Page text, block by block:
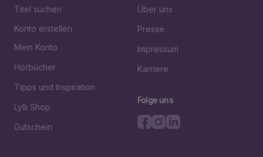
Titel suchen
Konto erstellen
Mein Konto
Hörbücher
Tipps und Inspiration
Lylli Shop
Gutschein
Über uns
Presse
Impressum
Karriere
Folge uns